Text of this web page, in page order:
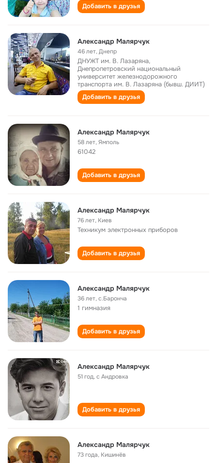
Добавить в друзья
Александр Малярчук
46 лет,Днепр
ДНУЖТ им. В. Лазаряна,
Днепропетровский национальный
университет железнодорожного
транспорта им. В. Лазаряна (бывш. ДИИТ)
Добавить в друзья
Александр Малярчук
58 лет,Ямполь
61042
Добавить в друзья
Александр Малярчук
76 лет, Киев
Техникум электронных приборов
Добавить в друзья
Александр Малярчук
36 лет,с.Баронча
1 гимназия
Добавить в друзья
Александр Малярчук
51 год,с Андровка
Добавить в друзья
Александр Малярчук
73 года, Кишинёв